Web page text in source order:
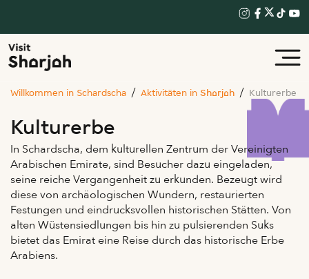
Willkommen in Schardscha Aktivitäten in Sharjah Kulturerbe
Kulturerbe
In Schardscha, dem kulturellen Zentrum der Vereinigten
Arabischen Emirate, sind Besucher dazu eingeladen,
seine reiche Vergangenheit zu erkunden. Bezeugt wird
diese von archäologischen Wundern, restaurierten
Festungen und eindrucksvollen historischen Stätten. Von
alten Wüstensiedlungen bis hin zu pulsierenden Suks
bietet das Emirat eine Reise durch das historische Erbe
Arabiens.